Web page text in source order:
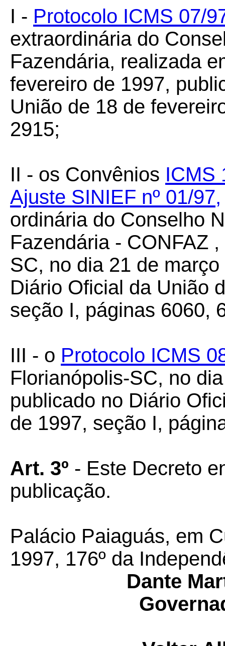
I - Protocolo ICMS 07/
extraordinária do
Fazendária, realizada
fevereiro de 1997,
União de 18 de
2915;
II - os Convênios ICMS
Ajuste SINIEF nº 01/97,
ordinária do Conselho
Fazendária - CONFAZ
SC, no dia 21 de
Diário Oficial da União
seção I, páginas 6060,
III - o Protocolo ICMS
Florianópolis-SC, no
publicado no Diário
de 1997, seção I,
Art. 3º - Este Decreto
publicação.
Palácio Paiaguás, em
1997, 176º da
Dante